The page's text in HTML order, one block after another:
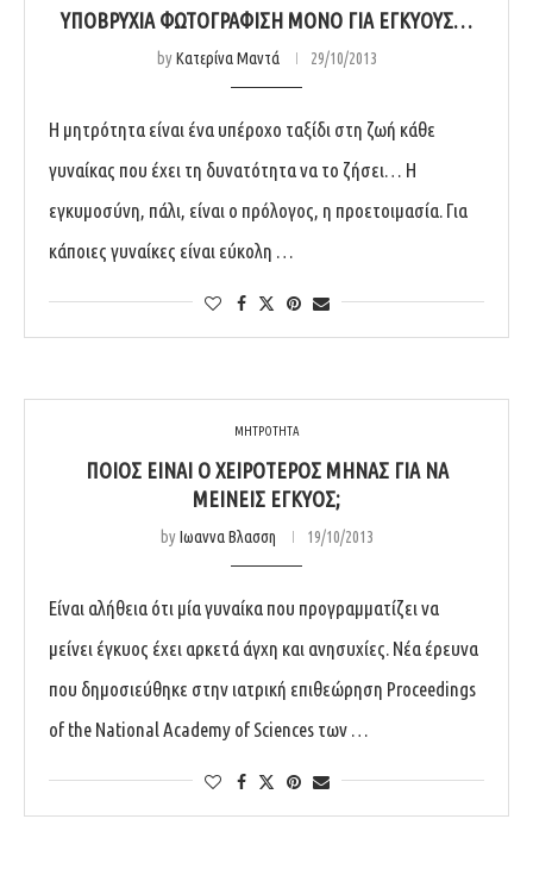
ΥΠΟΒΡΎΧΙΑ ΦΩΤΟΓΡΆΦΙΣΗ ΜΌΝΟ ΓΙΑ ΕΓΚΎΟΥΣ…
byΚατερίνα Μαντά 29/10/2013
Η μητρότητα είναι ένα υπέροχο ταξίδι στη ζωή κάθε
γυναίκας που έχει τη δυνατότητα να το ζήσει… Η
εγκυμοσύνη, πάλι, είναι ο πρόλογος, η προετοιμασία. Για
κάποιες γυναίκες είναι εύκολη …
ΜΗΤΡΟΤΗΤΑ
ΠΟΙΟΣ ΕΊΝΑΙ Ο ΧΕΙΡΌΤΕΡΟΣ ΜΉΝΑΣ ΓΙΑ ΝΑ
ΜΕΊΝΕΙΣ ΈΓΚΥΟΣ;
byΙωαννα Βλασση 19/10/2013
Είναι αλήθεια ότι μία γυναίκα που προγραμματίζει να
μείνει έγκυος έχει αρκετά άγχη και ανησυχίες. Νέα έρευνα
που δημοσιεύθηκε στην ιατρική επιθεώρηση Proceedings
of the National Academy of Sciences των …